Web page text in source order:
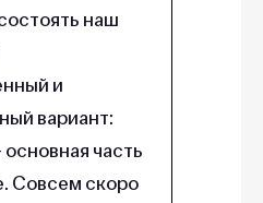
наш
и
вариант:
часть
Совсем скоро